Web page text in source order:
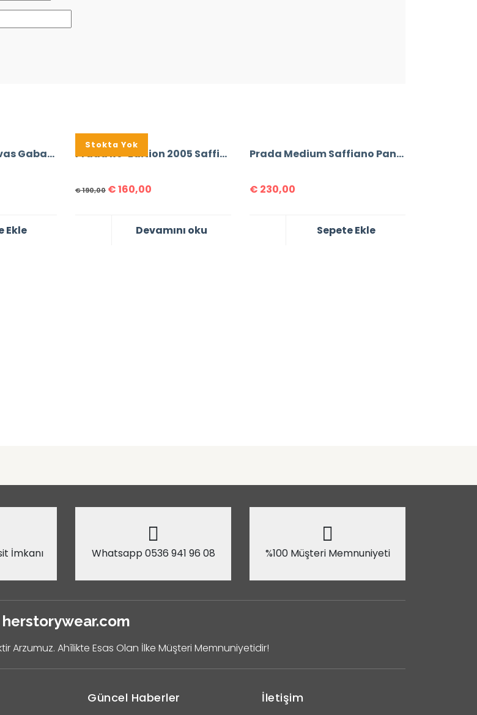
Prada Cotton Canvas Gabardine Sneakers
Ekle
%16
Stokta Yok
Prada Re-Edition 2005 Saffiano Leather Bag
€190,00 €160,00
Devamını oku
Prada Medium Saffiano Panier Bag
€ 230,00
Sepete Ekle
İmkanı Whatsapp 0536 941 96 08 %100 Müşteri Memnuniyeti
herstorywear.com
Arzumuz. Ahîlikte Esas Olan İlke Müşteri Memnuniyetidir!
Güncel Haberler İletişim